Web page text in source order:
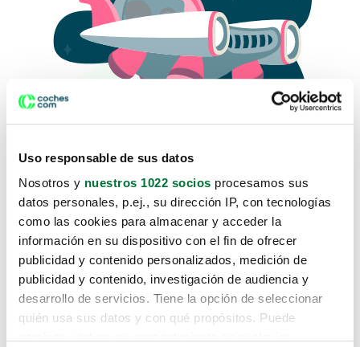
Uso responsable de sus datos
Nosotros y nuestros 1022 socios procesamos sus
datos personales, p.ej., su dirección IP, con tecnologías
como las cookies para almacenar y acceder la
información en su dispositivo con el fin de ofrecer
publicidad y contenido personalizados, medición de
publicidad y contenido, investigación de audiencia y
desarrollo de servicios. Tiene la opción de seleccionar
quién usa sus datos y con qué propósitos. Puede
Lo sentimos, no sabemos como
te hemos traido hasta aquí.
Pero puedes encontrar el coche que estás
buscando en alguno de estos enlaces: